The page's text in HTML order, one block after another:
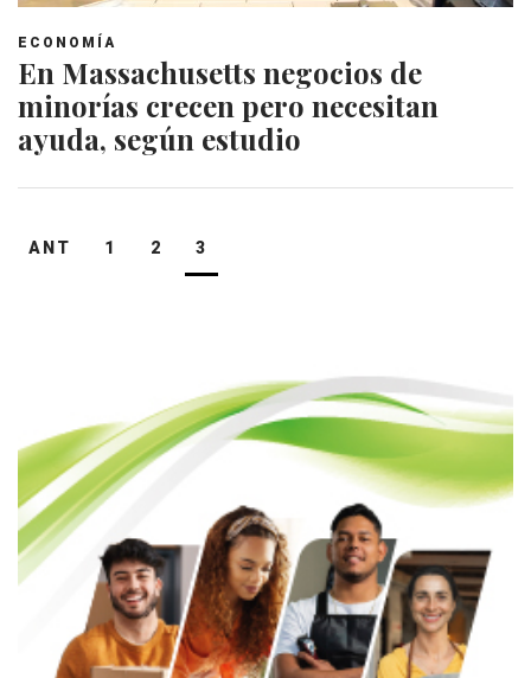
ECONOMÍA
En Massachusetts negocios de
minorías crecen pero necesitan
ayuda, según estudio
Navegación
ANT 1 2 3